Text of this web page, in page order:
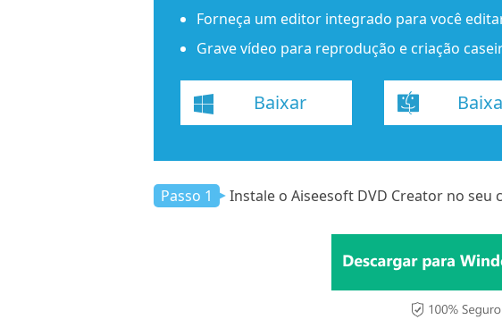
Forneça um editor integrado para você
Grave vídeo para reprodução e criação
Baixar
Passo 1 Instale o Aiseesoft DVD Creator no seu